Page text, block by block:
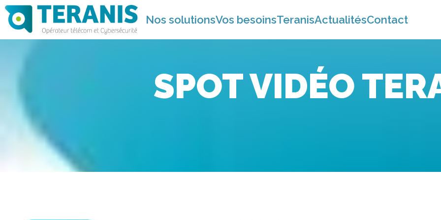
Nos solutionsVos besoinsTeranisActualitésContact
SPOT VIDÉO